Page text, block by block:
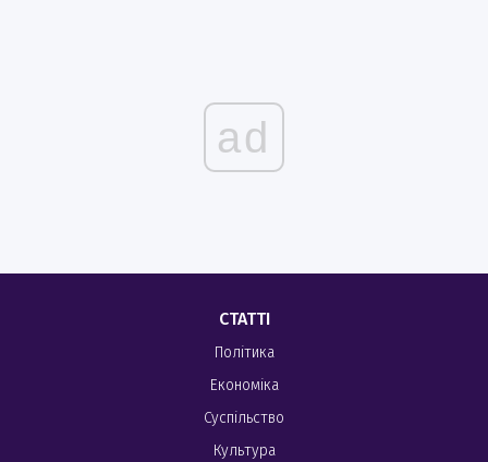
ad
СТАТТІ
Політика
Економіка
Суспільство
Культура